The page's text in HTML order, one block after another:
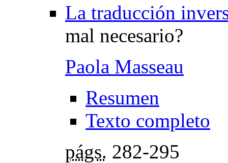
La traducción
mal necesario?
Paola Masseau
Resumen
Texto completo
págs. 282-295